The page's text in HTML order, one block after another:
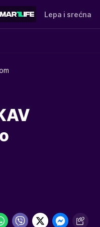
Lepa i srećna